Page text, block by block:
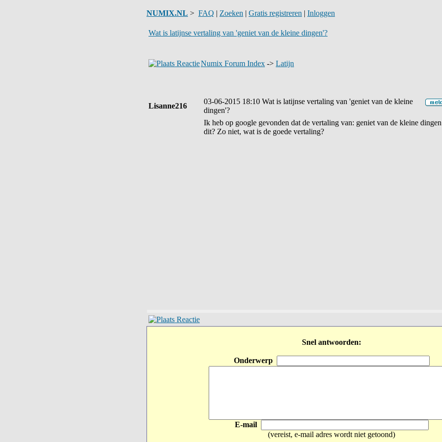
NUMIX.NL > FAQ | Zoeken | Gratis registreren | Inloggen
Wat is latijnse vertaling van 'geniet van de kleine dingen'?
Numix Forum Index -> Latijn
Lisanne216
03-06-2015 18:10 Wat is latijnse vertaling van 'geniet van de kleine
dingen'?
Ik heb op google gevonden dat de vertaling van: geniet van de kleine
dit? Zo niet, wat is de goede vertaling?
Snel antwoorden:
Onderwerp
E-mail
(vereist, e-mail adres wordt niet getoond)